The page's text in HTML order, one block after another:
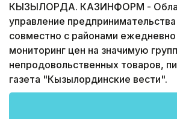
КЫЗЫЛОРДА. КАЗИНФОРМ -
управление
совместно с районами
мониторинг цен на значимую
непродовольственных товаров,
газета "Кызылординские вести".